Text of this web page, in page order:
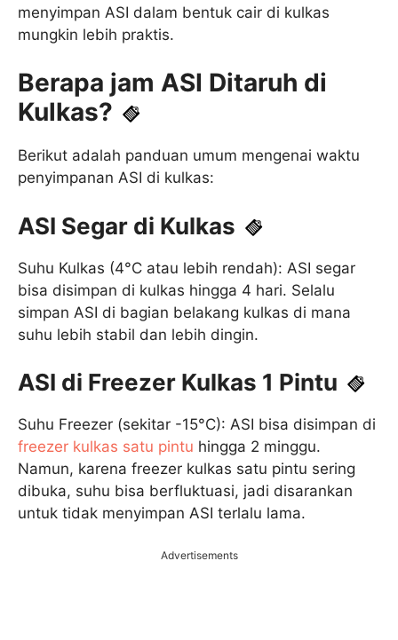
menyimpan ASI dalam bentuk cair di kulkas
mungkin lebih praktis.
Berapa jam ASI Ditaruh di
Kulkas?
Berikut adalah panduan umum mengenai waktu
penyimpanan ASI di kulkas:
ASI Segar di Kulkas
Suhu Kulkas (4°C atau lebih rendah): ASI segar
bisa disimpan di kulkas hingga 4 hari. Selalu
simpan ASI di bagian belakang kulkas di mana
suhu lebih stabil dan lebih dingin.
ASI di Freezer Kulkas 1 Pintu
Suhu Freezer (sekitar -15°C): ASI bisa disimpan di
freezer kulkas satu pintu hingga 2 minggu.
Namun, karena freezer kulkas satu pintu sering
dibuka, suhu bisa berfluktuasi, jadi disarankan
untuk tidak menyimpan ASI terlalu lama.
Advertisements